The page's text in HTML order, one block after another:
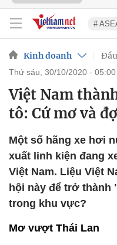
#
Kinh doanh
thứ sáu, 30/10/2020 - 05:00
Việt Nam
tô: Cứ mơ và
Một số hãng xe hơi
xuất linh kiện đang
Việt Nam. Liệu Việt
hội này để trở
trong khu vực?
Mơ vượt Thái Lan